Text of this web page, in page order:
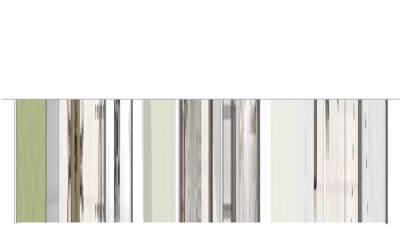
Avena, Semi Detached Villa, 4BR, Lavender-A,
3714 SQFT
باز کردن چیدمان